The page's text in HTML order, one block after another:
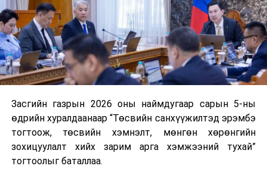
боломжтой. Харин хэрэглэгч өөрөө зөвшөөрсөн,
эсвэл тухайн компанитай өмнө нь гэрээний
харилцаатай бөгөөд шинэ үйлчилгээ санал болгож
буй тохиолдолд хориг үйлчлэхгүй. Иргэд
зөвшөөрөлгүй дуудлагын талаар төрийн цахим
хуудсаар мэдээлэх боломжтой.
Шинэ хууль Францын зах зээлд үйлчилдэг гадаадын
дуудлагын төвүүдэд нөлөөлөхөөр байна. Тухайлбал,
Мароккогийн дуудлагын төвүүдийн орлогын 80 гаруй
хувь Францын зах зээлээс бүрддэг бөгөөд тус улсын
40–50 мянган ажлын байр эрсдэлд орж болзошгүйг
Засгийн газрын 2026 оны наймдугаар сарын 5-ны
өдрийн хуралдаанаар “Төсвийн санхүүжилтэд эрэмбэ
тогтоож, төсвийн хэмнэлт, мөнгөн хөрөнгийн
зохицуулалт хийх зарим арга хэмжээний тухай”
тогтоолыг баталлаа.